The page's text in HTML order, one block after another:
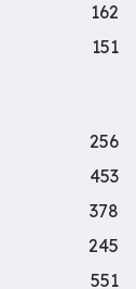
162
151
256
453
378
245
551